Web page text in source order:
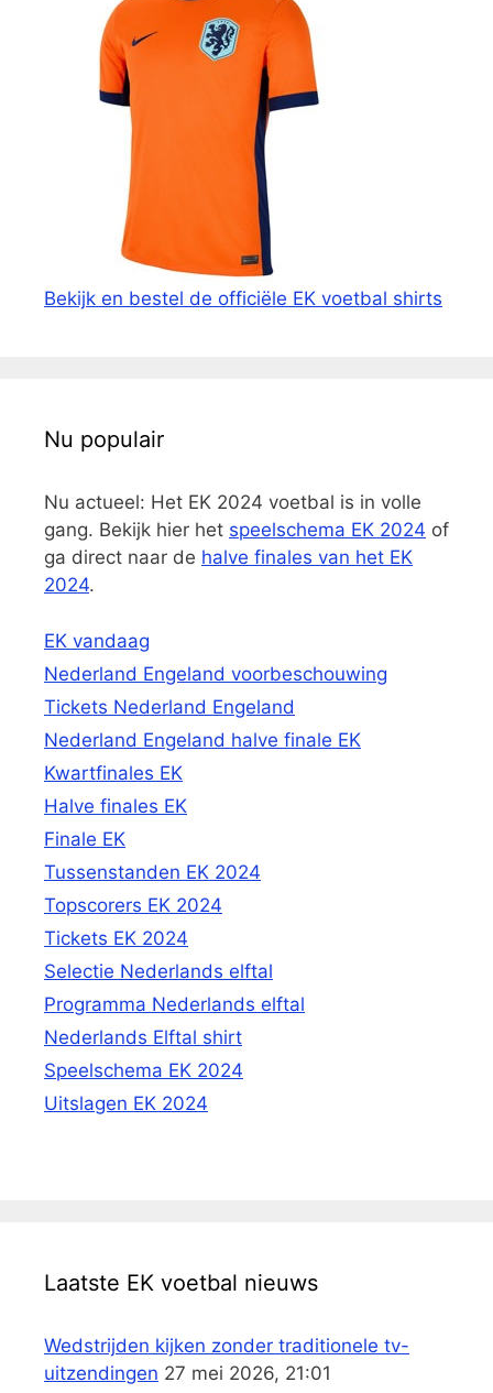
Bekijk en bestel de officiële EK voetbal shirts
Nu populair
Nu actueel: Het EK 2024 voetbal is in volle
gang. Bekijk hier het speelschema EK 2024 of
ga direct naar de halve finales van het EK
2024.
EK vandaag
Nederland Engeland voorbeschouwing
Tickets Nederland Engeland
Nederland Engeland halve finale EK
Kwartfinales EK
Halve finales EK
Finale EK
Tussenstanden EK 2024
Topscorers EK 2024
Tickets EK 2024
Selectie Nederlands elftal
Programma Nederlands elftal
Nederlands Elftal shirt
Speelschema EK 2024
Uitslagen EK 2024
Laatste EK voetbal nieuws
Wedstrijden kijken zonder traditionele tv-
uitzendingen 27 mei 2026, 21:01